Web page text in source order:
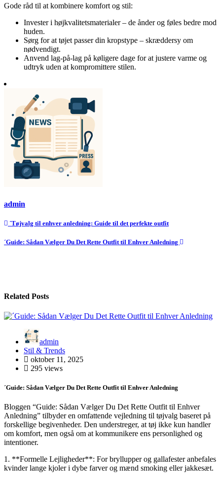
Gode råd til at kombinere komfort og stil:
Invester i højkvalitetsmaterialer – de ånder og føles bedre mod
huden.
Sørg for at tøjet passer din kropstype – skræddersy om
nødvendigt.
Anvend lag-på-lag på køligere dage for at justere varme og
udtryk uden at kompromittere stilen.
admin
Indlægsnavigation
´Tøjvalg til enhver anledning: Guide til det perfekte outfit
´Guide: Sådan Vælger Du Det Rette Outfit til Enhver Anledning
Related Posts
admin
Stil & Trends
oktober 11, 2025
295 views
´Guide: Sådan Vælger Du Det Rette Outfit til Enhver Anledning
Bloggen “Guide: Sådan Vælger Du Det Rette Outfit til Enhver
Anledning” tilbyder en omfattende vejledning til tøjvalg baseret på
forskellige begivenheder. Den understreger, at tøj ikke kun handler
om komfort, men også om at kommunikere ens personlighed og
intentioner.
1. **Formelle Lejligheder**: For bryllupper og gallafester anbefales
kvinder lange kjoler i dybe farver og mænd smoking eller jakkesæt.